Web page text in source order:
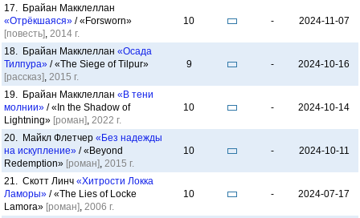
17. Брайан Макклеллан
«Отрёкшаяся» / «Forsworn»
[повесть], 2014 г.
10 - 2024-11-07
18. Брайан Макклеллан «Осада
Тилпура» / «The Siege of Tilpur»
[рассказ], 2015 г.
9 - 2024-10-16
19. Брайан Макклеллан «В тени
молнии» / «In the Shadow of
Lightning» [роман], 2022 г.
10 - 2024-10-14
20. Майкл Флетчер «Без надежды
на искупление» / «Beyond
Redemption» [роман], 2015 г.
10 - 2024-10-11
21. Скотт Линч «Хитрости Локка
Ламоры» / «The Lies of Locke
Lamora» [роман], 2006 г.
10 - 2024-07-17